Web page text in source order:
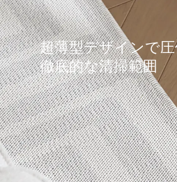
超薄型デザインで
徹底的な清掃範囲